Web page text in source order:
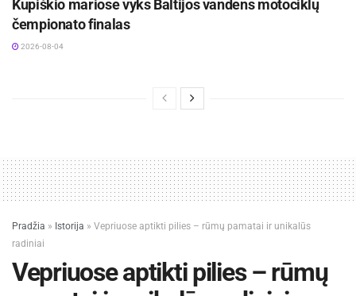
Kupiškio mariose vyks Baltijos vandens motociklų
čempionato finalas
2026-08-04
Pradžia » Istorija » Vepriuose aptikti pilies – rūmų pamatai ir unikalūs
radiniai
Vepriuose aptikti pilies – rūmų